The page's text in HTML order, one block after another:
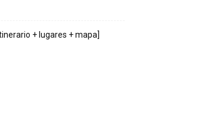
+ lugares + mapa]